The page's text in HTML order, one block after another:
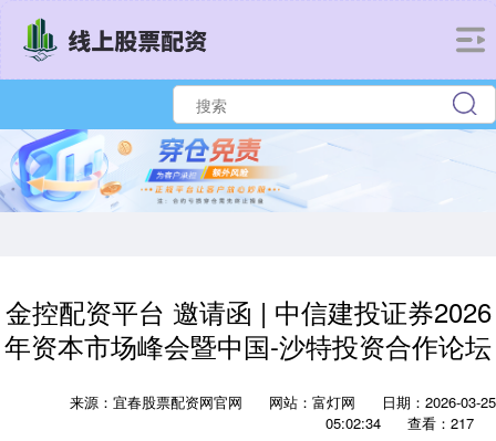
金控配资平台 邀请函 | 中信建投证券2026
年资本市场峰会暨中国-沙特投资合作论坛
来源：宜春股票配资网官网 网站：富灯网
日期：2026-03-25
05:02:34
查看：217